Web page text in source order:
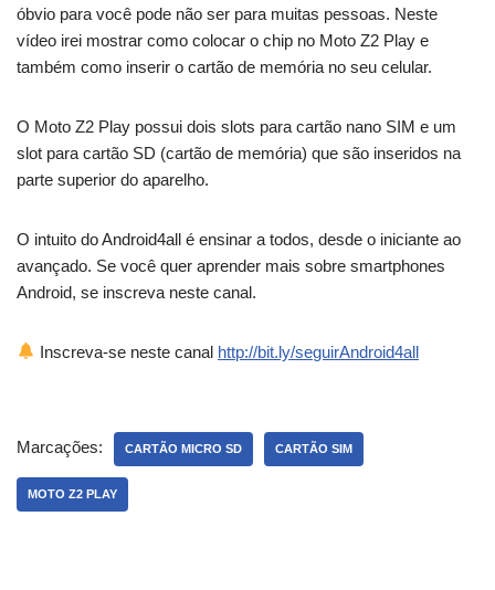
óbvio para você pode não ser para muitas pessoas. Neste
vídeo irei mostrar como colocar o chip no Moto Z2 Play e
também como inserir o cartão de memória no seu celular.
O Moto Z2 Play possui dois slots para cartão nano SIM e um
slot para cartão SD (cartão de memória) que são inseridos na
parte superior do aparelho.
O intuito do Android4all é ensinar a todos, desde o iniciante ao
avançado. Se você quer aprender mais sobre smartphones
Android, se inscreva neste canal.
Inscreva-se neste canal http://bit.ly/seguirAndroid4all
Marcações: CARTÃO MICRO SD CARTÃO SIM
MOTO Z2 PLAY